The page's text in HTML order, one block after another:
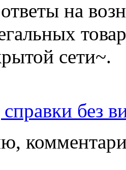
на
сети~.
без